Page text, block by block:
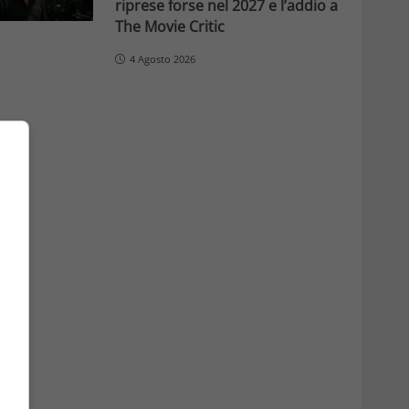
riprese forse nel 2027 e l’addio a
The Movie Critic
4 Agosto 2026